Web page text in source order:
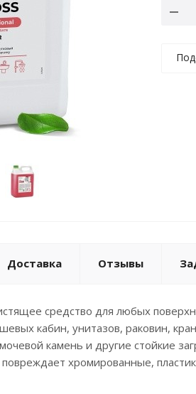
Доставка Отзывы
средство для любых
кабин, унитазов, раковин,
камень и другие стойкие
хромированные,